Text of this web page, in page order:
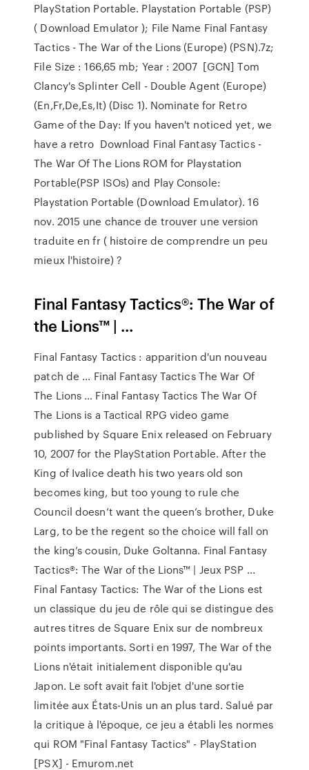
PlayStation Portable. Playstation Portable (PSP)
( Download Emulator ); File Name Final Fantasy
Tactics - The War of the Lions (Europe) (PSN).7z;
File Size : 166,65 mb; Year : 2007 [GCN] Tom
Clancy's Splinter Cell - Double Agent (Europe)
(En,Fr,De,Es,It) (Disc 1). Nominate for Retro
Game of the Day: If you haven't noticed yet, we
have a retro Download Final Fantasy Tactics -
The War Of The Lions ROM for Playstation
Portable(PSP ISOs) and Play Console:
Playstation Portable (Download Emulator). 16
nov. 2015 une chance de trouver une version
traduite en fr ( histoire de comprendre un peu
mieux l'histoire) ?
Final Fantasy Tactics®: The War of
the Lions™ | …
Final Fantasy Tactics : apparition d'un nouveau
patch de ... Final Fantasy Tactics The War Of
The Lions … Final Fantasy Tactics The War Of
The Lions is a Tactical RPG video game
published by Square Enix released on February
10, 2007 for the PlayStation Portable. After the
King of Ivalice death his two years old son
becomes king, but too young to rule che
Council doesn’t want the queen’s brother, Duke
Larg, to be the regent so the choice will fall on
the king’s cousin, Duke Goltanna. Final Fantasy
Tactics®: The War of the Lions™ | Jeux PSP ...
Final Fantasy Tactics: The War of the Lions est
un classique du jeu de rôle qui se distingue des
autres titres de Square Enix sur de nombreux
points importants. Sorti en 1997, The War of the
Lions n'était initialement disponible qu'au
Japon. Le soft avait fait l'objet d'une sortie
limitée aux États-Unis un an plus tard. Salué par
la critique à l'époque, ce jeu a établi les normes
qui ROM "Final Fantasy Tactics" - PlayStation
[PSX] - Emurom.net